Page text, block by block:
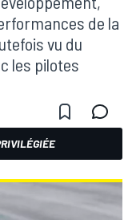
de la
vu du
les pilotes